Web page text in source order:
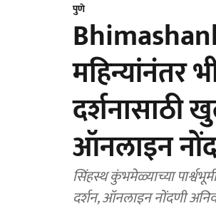
पुणे
महिन्यांनंतर
दर्शनासाठी
ऑनलाइन
सिंहस्थ कुंभमेळ्याच्या
दर्शन, ऑनलाइन नोंदणी